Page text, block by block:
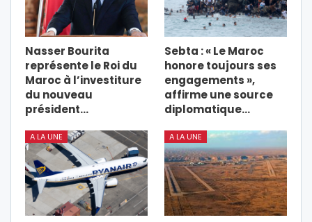
Nasser Bourita
représente le Roi du
Maroc à l’investiture
du nouveau
président…
Sebta : « Le Maroc
honore toujours ses
engagements »,
affirme une source
diplomatique…
A LA UNE A LA UNE